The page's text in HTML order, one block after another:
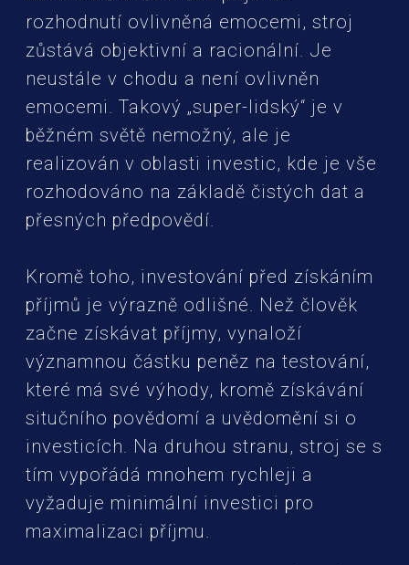
rozhodnutí ovlivněná emocemi, stroj
zůstává objektivní a racionální. Je
neustále v chodu a není ovlivněn
emocemi. Takový „super-lidský“ je v
běžném světě nemožný, ale je
realizován v oblasti investic, kde je vše
rozhodováno na základě čistých dat a
přesných předpovědí.
Kromě toho, investování před získáním
příjmů je výrazně odlišné. Než člověk
začne získávat příjmy, vynaloží
významnou částku peněz na testování,
které má své výhody, kromě získávání
situčního povědomí a uvědomění si o
investicích. Na druhou stranu, stroj se s
tím vypořádá mnohem rychleji a
vyžaduje minimální investici pro
maximalizaci příjmu.